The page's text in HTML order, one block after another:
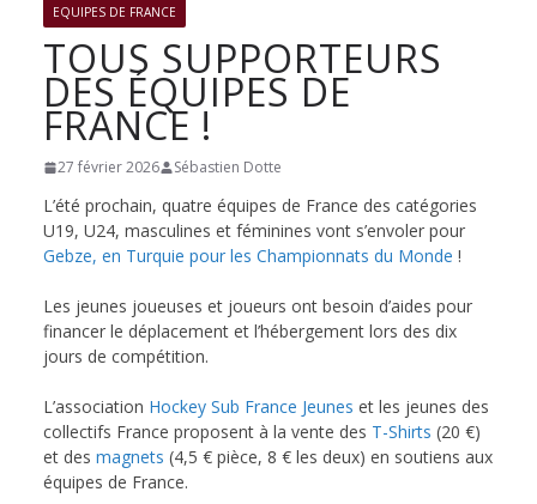
Le
club
de
Hockey
Subaquatique
de
Pessac
EQUIPES DE FRANCE
TOUS SUPPORTEURS
DES ÉQUIPES DE
FRANCE !
27 février 2026 Sébastien Dotte
L’été prochain, quatre équipes de France des catégories
U19, U24, masculines et féminines vont s’envoler pour
Gebze, en Turquie pour les Championnats du Monde !
Les jeunes joueuses et joueurs ont besoin d’aides pour
financer le déplacement et l’hébergement lors des dix
jours de compétition.
L’association Hockey Sub France Jeunes et les jeunes des
collectifs France proposent à la vente des T-Shirts (20 €)
et des magnets (4,5 € pièce, 8 € les deux) en soutiens aux
équipes de France.